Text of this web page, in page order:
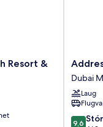
Resort &
Address
Beach
Resort
Dubai
Marina
Dubai
Laug
9.6
9,6